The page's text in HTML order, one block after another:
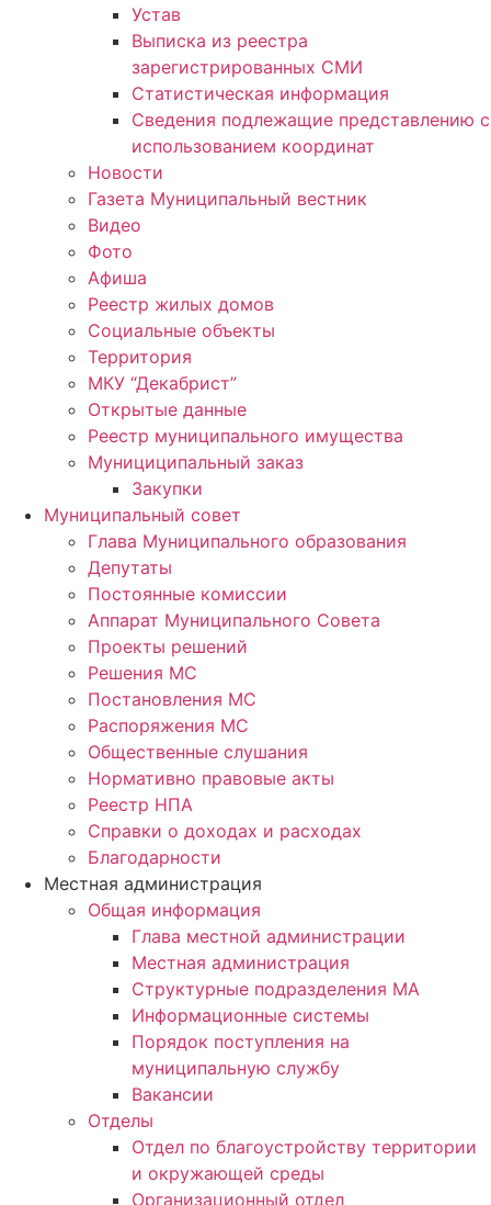
Устав
Выписка из реестра
зарегистрированных СМИ
Статистическая информация
Сведения подлежащие представлению с
использованием координат
Новости
Газета Муниципальный вестник
Видео
Фото
Афиша
Реестр жилых домов
Социальные объекты
Территория
МКУ “Декабрист”
Открытые данные
Реестр муниципального имущества
Мунициципальный заказ
Закупки
Муниципальный совет
Глава Муниципального образования
Депутаты
Постоянные комиссии
Аппарат Муниципального Совета
Проекты решений
Решения МС
Постановления МС
Распоряжения МС
Общественные слушания
Нормативно правовые акты
Реестр НПА
Справки о доходах и расходах
Благодарности
Местная администрация
Общая информация
Глава местной администрации
Местная администрация
Структурные подразделения МА
Информационные системы
Порядок поступления на
муниципальную службу
Вакансии
Отделы
Отдел по благоустройству территории
и окружающей среды
Организационный отдел